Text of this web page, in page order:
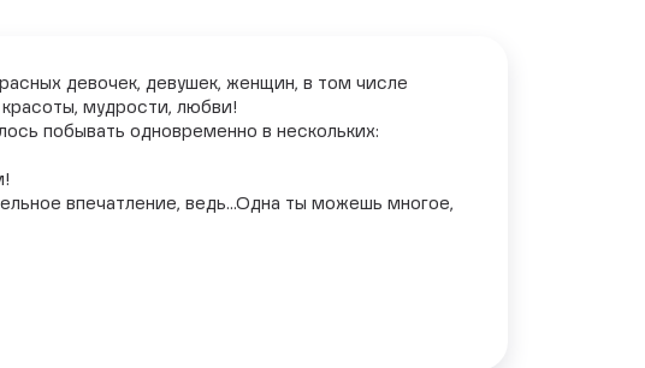
девочек, девушек, женщин, в том числе
мудрости, любви!
побывать одновременно в нескольких:
впечатление, ведь...Одна ты можешь многое,